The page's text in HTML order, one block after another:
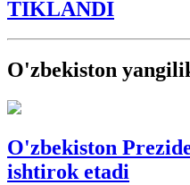
TIKLANDI
O'zbekiston
O'zbekiston
ishtirok etadi